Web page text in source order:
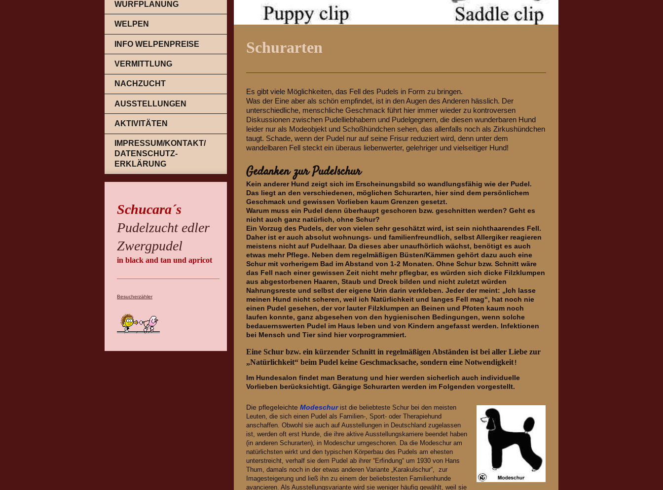
Schurarten
Es gibt viele Möglichkeiten, das Fell des Pudels in Form zu bringen.
Was der Eine aber als schön empfindet, ist in den Augen des Anderen hässlich. Der
unterschiedliche, menschliche Geschmack führt hier immer wieder zu kontroversen
Diskussionen zwischen Pudelliebhabern und Pudelgegnern, die diesen wunderbaren Hund
leider nur als Modeobjekt und Schoßhündchen sehen, das allenfalls noch als Zirkushündchen
taugt. Schade, wenn der Pudel nur auf seine Frisur reduziert wird, denn unter dem
wandelbaren Fell steckt ein überaus liebenwerter, gelehriger und vielseitiger Hund!
Gedanken zur Pudelschur
Kein anderer Hund zeigt sich im Erscheinungsbild so wandlungsfähig wie der Pudel.
Das liegt an den verschiedenen, möglichen Schurarten, hier sind dem persönlichem
Geschmack und gewissen Vorlieben kaum Grenzen gesetzt.
Warum muss ein Pudel denn überhaupt geschoren bzw. geschnitten werden? Geht es
nicht auch ganz natürlich, ohne Schur?
Ein Vorzug des Pudels, der von vielen sehr geschätzt wird, ist sein nichthaarendes Fell.
Daher ist er auch absolut wohnungs- und familienfreundlich, selbst Allergiker reagieren
meistens nicht auf Pudelhaar. Da dieses aber unaufhörlich wächst, benötigt es auch
etwas mehr Pflege. Neben dem regelmäßigen Büsten/Kämmen gehört dazu auch eine
Schur mit vorherigem Bad im Abstand von 1-2 Monaten. Ohne Schur bzw. Schnitt wäre
das Fell nach einer gewissen Zeit nicht mehr pflegbar, es würden sich dicke Filzklumpen
aus abgestorbenen Haaren, Staub und Dreck bilden und nicht zuletzt würden
Nahrungsreste und selbst der eigene Urin darin verkleben. Jeder der meint: „Ich lasse
meinen Hund nicht scheren, weil ich Natürlichkeit und langes Fell mag“, hat noch nie
einen Pudel gesehen, der vor lauter Filzklumpen an Beinen und Pfoten kaum noch
laufen konnte, ganz abgesehen von den hygienischen Bedingungen, wenn solche
bedauernswerten Pudel im Haus leben und von Kindern angefasst werden. Infektionen
bei Mensch und Tier sind hier vorprogrammiert.
Eine Schur bzw. ein kürzender Schnitt in regelmäßigen Abständen ist bei aller Liebe zur
„Natürlichkeit“ beim Pudel keine Geschmacksache, sondern eine Notwendigkeit!
Im Hundesalon findet man Beratung und hier werden sicherlich auch individuelle
Vorlieben berücksichtigt. Gängige Schurarten werden im Folgenden vorgestellt.
Die pflegeleichteModeschur ist die beliebteste Schur bei den meisten
Leuten, die sich einen Pudel als Familien-, Sport- oder Therapiehund
anschaffen. Obwohl sie auch auf Ausstellungen in Deutschland zugelassen
ist, werden oft erst Hunde, die ihre aktive Ausstellungskarriere beendet haben
(in anderen Schurarten), in Modeschur umgeschoren. Da die Modeschur am
natürlichsten wirkt und den typischen Körperbau des Pudels am ehesten
unterstreicht, verhalf sie dem Pudel ab ihrer “Erfindung“ um 1930 von Hans
Thum, damals noch in der etwas anderen Variante „Karakulschur“, zur
Imagesteigerung und ließ ihn zu einem der beliebstesten Familienhunde
avancieren. Als Ausstellungsvariante wird sie weniger häufig gewählt, weil sie
WURFPLANUNG
WELPEN
INFO WELPENPREISE
VERMITTLUNG
NACHZUCHT
AUSSTELLUNGEN
AKTIVITÄTEN
IMPRESSUM/KONTAKT/
DATENSCHUTZ-
ERKLÄRUNG
Schucara´s
Pudelzucht edler
Zwergpudel
in black and tan und apricot
Besucherzähler